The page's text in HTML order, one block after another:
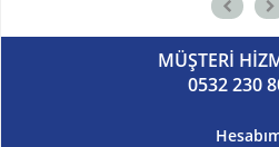
MÜŞTERİ
0532 230